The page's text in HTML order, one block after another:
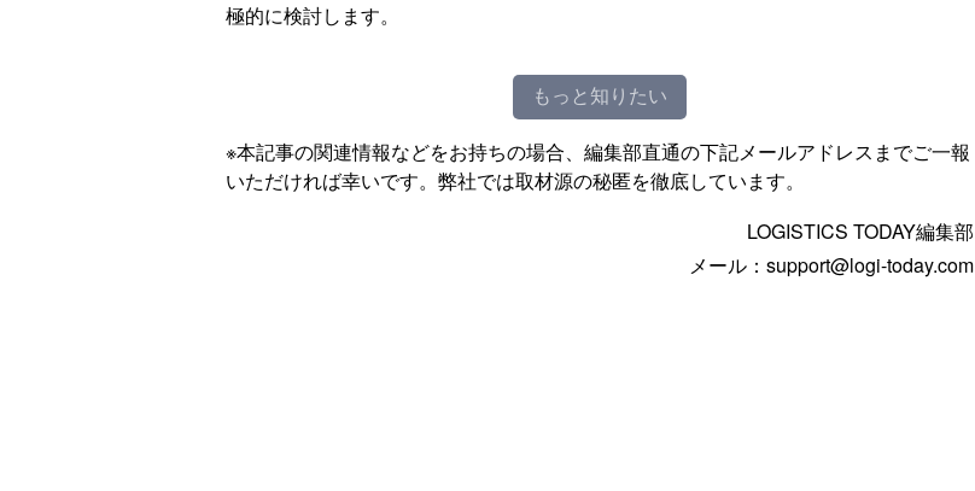
極的に検討します。
もっと知りたい
※本記事の関連情報などをお持ちの場合、編集部直通の下記メールアドレスまでご一報
いただければ幸いです。弊社では取材源の秘匿を徹底しています。
LOGISTICS TODAY編集部
メール：support@logi-today.com